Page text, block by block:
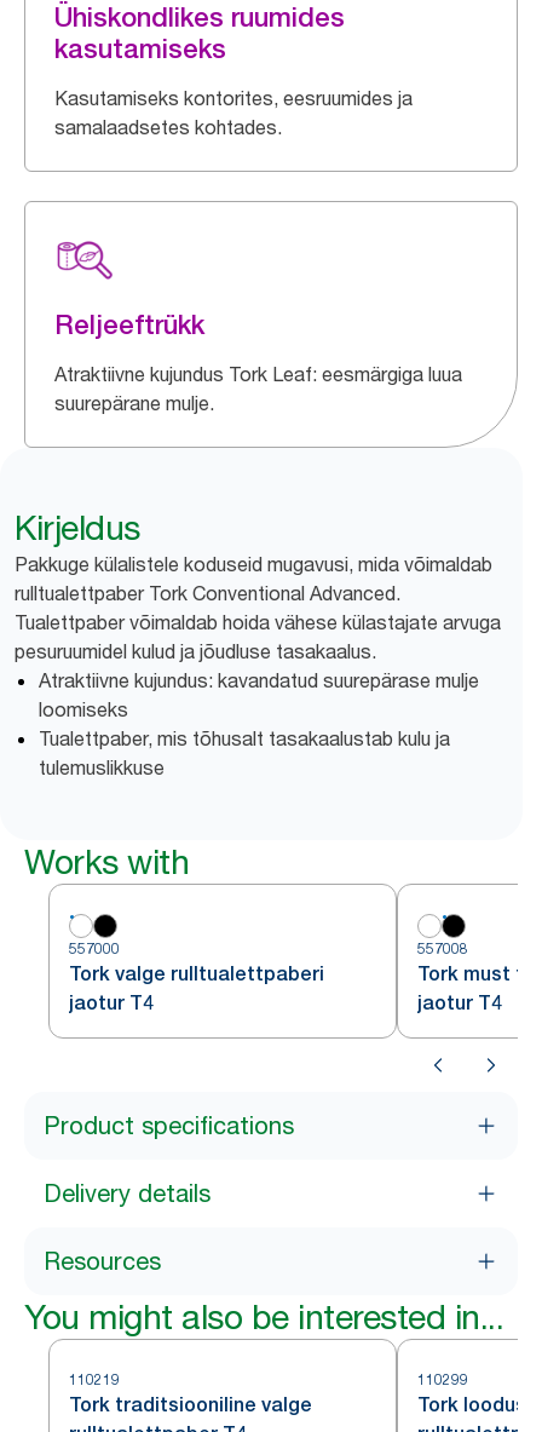
Ühiskondlikes ruumides
kasutamiseks
Kasutamiseks kontorites, eesruumides ja
samalaadsetes kohtades.
Reljeeftrükk
Atraktiivne kujundus Tork Leaf: eesmärgiga luua
suurepärane mulje.
Kirjeldus
Pakkuge külalistele koduseid mugavusi, mida võimaldab
rulltualettpaber Tork Conventional Advanced.
Tualettpaber võimaldab hoida vähese külastajate arvuga
pesuruumidel kulud ja jõudluse tasakaalus.
Atraktiivne kujundus: kavandatud suurepärase mulje
loomiseks
Tualettpaber, mis tõhusalt tasakaalustab kulu ja
tulemuslikkuse
Works with
557000
Tork valge rulltualettpaberi
jaotur T4
557008
Tork must
jaotur T4
Product specifications
Delivery details
Resources
You might also be interested in...
110219
Tork traditsiooniline valge
110299
Tork